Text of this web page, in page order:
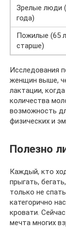
Зрелые люди
года)
Пожилые (65
старше)
Исследования
женщин выше,
лактации,
количества
возможность
физических и
Полезно
Каждый, кто
прыгать,
только не
категорично
кровати.
мечта многих